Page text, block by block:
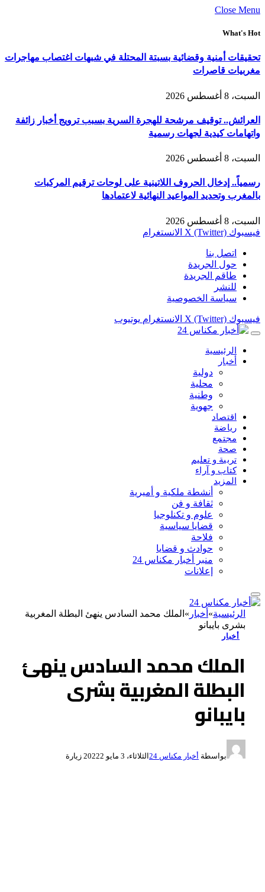
Close Menu
What's Hot
تحقيقات أمنية وقضائية بسبتة المحتلة في شبهات اغتصاب مهاجرات
مغربيات قاصرات
السبت، 8 أغسطس 2026
العرائش.. توقيف مرشحة للهجرة السرية بسبب ترويج أخبار زائفة
واتهامات كيدية لجهات رسمية
السبت، 8 أغسطس 2026
رسمياً.. إدخال الحروف اللاتينية على لوحات ترقيم المركبات
بالمغرب وتحديد المواعيد النهائية لاعتمادها
السبت، 8 أغسطس 2026
فيسبوك X (Twitter) الانستغرام
اتصل بنا
حول الجريدة
طاقم الجريدة
للنشر
سياسة الخصوصية
فيسبوك X (Twitter) الانستغرام يوتيوب
الرئيسية
أخبار
دولية
محلية
وطنية
جهوية
اقتصاد
رياضة
مجتمع
صحة
تربية و تعليم
كتاب و آراء
المزيد
أنشطة ملكية و أميرية
ثقافة و فن
علوم و تكنلوجيا
قضايا سياسية
فلاحة
حوادث و قضايا
منبر أخبار مكناس 24
إعلانات
الرئيسية» أخبار » الملك محمد السادس ينهئ البطلة المغربية
بشرى بايبانو
أخبار
الملك محمد السادس ينهئ
البطلة المغربية بشرى
بايبانو
بواسطة أخبار مكناس 24 الثلاثاء، 3 مايو 2022 2 زيارة